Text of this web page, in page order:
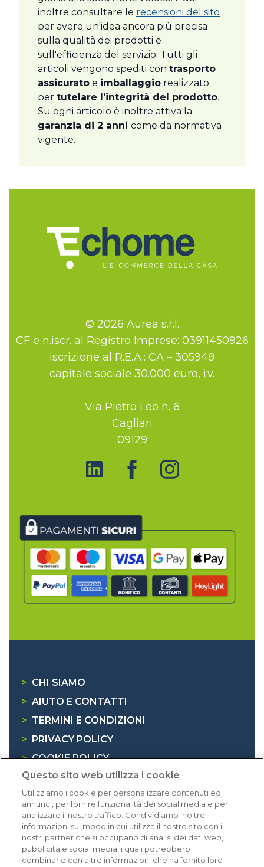
inoltre consultare le recensioni del sito
per avere un'idea ancora più precisa
sulla qualità dei prodotti e
sull'efficienza del servizio. Tutti gli
articoli vengono spediti con trasporto
assicurato e imballaggio realizzato
per tutelare l'integrità del prodotto.
Su ogni articolo è inoltre attiva la
garanzia di 2 anni come da normativa
vigente.
© 2026 Aurea s.r.l.
CF e n.iscr. al Registro Imprese: 03911450926
iscrizione al R.E.A.: CA – 305948
capitale sociale 30.000 euro, i.v.
Via Pietro Leo n. 6
Cagliari
09129
> CHI SIAMO
> AIUTO E CONTATTI
> TERMINI E CONDIZIONI
>
PRIVACY POLICY
> COOKIE POLICY
> INFORMATIVA RAEE
Dicono di noi
1.640 recensioni
Eccellente (4,8)
Questo sito web utilizza i cookie
Utilizziamo i cookie per personalizzare contenuti ed
annunci, per fornire funzionalità dei social media e per
analizzare il nostro traffico. Condividiamo inoltre
informazioni sul modo in cui utilizza il nostro sito con i
nostri partner che si occupano di analisi dei dati web,
pubblicità e social media, i quali potrebbero
combinarle con altre informazioni che ha fornito loro